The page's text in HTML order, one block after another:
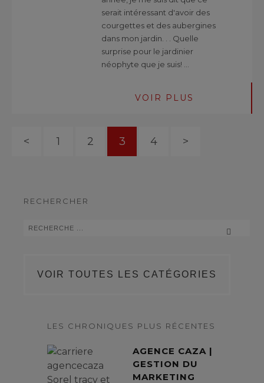
serait intéressant d'avoir des
courgettes et des aubergines
dans mon jardin. . . Quelle
surprise pour le jardinier
néophyte que je suis! …
VOIR PLUS
< 1 2 3 4 >
RECHERCHER
VOIR TOUTES LES CATÉGORIES
LES CHRONIQUES PLUS RÉCENTES
AGENCE CAZA |
GESTION DU
MARKETING